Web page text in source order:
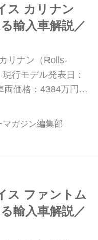
るので、その時の模
よう。（以下の試乗
2010年12月号
ス カリナン
輸入車解説／
リナン（Rolls-
行モデル発表日：
両価格：4384万円〜
ガジン編集部
ス ファントム
輸入車解説／